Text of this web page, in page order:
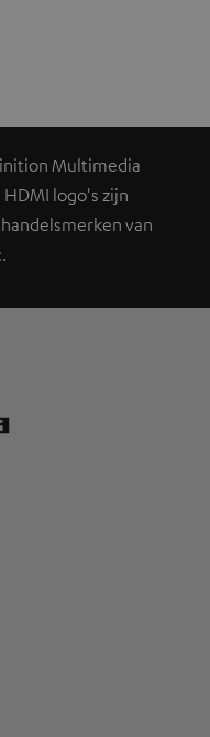
Multimedia
logo's zijn
van